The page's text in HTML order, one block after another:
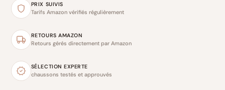
PRIX SUIVIS
Tarifs Amazon vérifiés régulièrement
RETOURS AMAZON
Retours gérés directement par Amazon
SÉLECTION EXPERTE
chaussons testés et approuvés